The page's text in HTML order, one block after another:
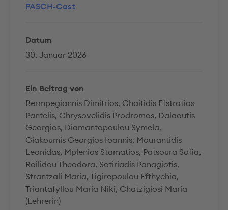
PASCH-Cast
Datum
30. Januar 2026
Ein Beitrag von
Bermpegiannis Dimitrios, Chaitidis Efstratios
Pantelis, Chrysovelidis Prodromos, Dalaoutis
Georgios, Diamantopoulou Symela,
Giakoumis Georgios Ioannis, Mourantidis
Leonidas, Mplenios Stamatios, Patsoura Sofia,
Roilidou Theodora, Sotiriadis Panagiotis,
Strantzali Maria, Tigiropoulou Efthychia,
Triantafyllou Maria Niki, Chatzigiosi Maria
(Lehrerin)